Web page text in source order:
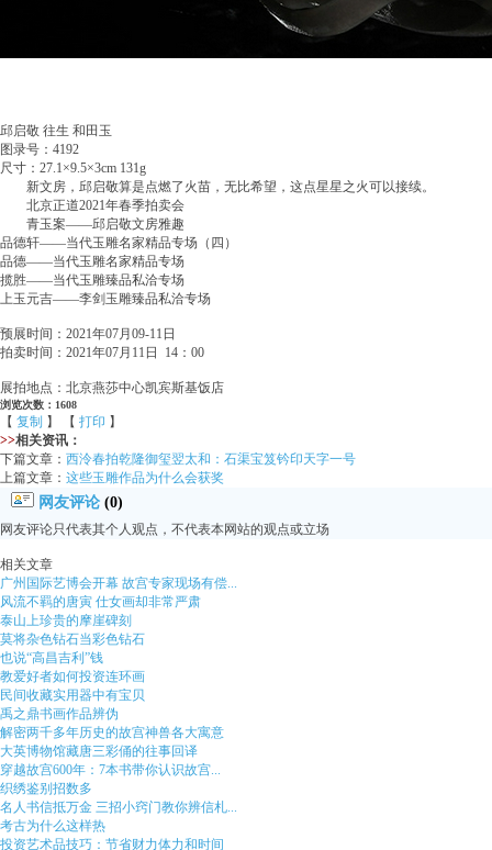
邱启敬 往生 和田玉
图录号：4192
尺寸：27.1×9.5×3cm 131g
新文房，邱启敬算是点燃了火苗，无比希望，这点星星之火可以接续。
北京正道2021年春季拍卖会
青玉案——邱启敬文房雅趣
品德轩——当代玉雕名家精品专场（四）
品德——当代玉雕名家精品专场
揽胜——当代玉雕臻品私洽专场
上玉元吉——李剑玉雕臻品私洽专场
预展时间：2021年07月09-11日
拍卖时间：2021年07月11日 14：00
展拍地点：北京燕莎中心凯宾斯基饭店
浏览次数：1608
【 复制 】 【 打印 】
>>相关资讯：
下篇文章： 西泠春拍乾隆御玺翌太和：石渠宝笈钤印天字一号
上篇文章： 这些玉雕作品为什么会获奖
网友评论 (0)
网友评论只代表其个人观点，不代表本网站的观点或立场
相关文章
广州国际艺博会开幕 故宫专家现场有偿...
风流不羁的唐寅 仕女画却非常严肃
泰山上珍贵的摩崖碑刻
莫将杂色钻石当彩色钻石
也说“高昌吉利”钱
教爱好者如何投资连环画
民间收藏实用器中有宝贝
禹之鼎书画作品辨伪
解密两千多年历史的故宫神兽各大寓意
大英博物馆藏唐三彩俑的往事回译
穿越故宫600年：7本书带你认识故宫...
织绣鉴别招数多
名人书信抵万金 三招小窍门教你辨信札...
考古为什么这样热
投资艺术品技巧：节省财力体力和时间